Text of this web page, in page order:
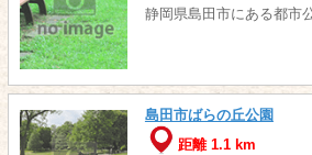
静岡県島田市にある都市
島田市ばらの丘公園
距離 1.1 km